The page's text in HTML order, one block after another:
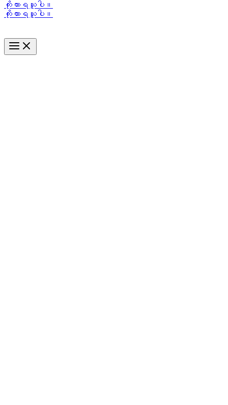
ကိုးကားရယူပါ။
ကိုးကားရယူပါ။